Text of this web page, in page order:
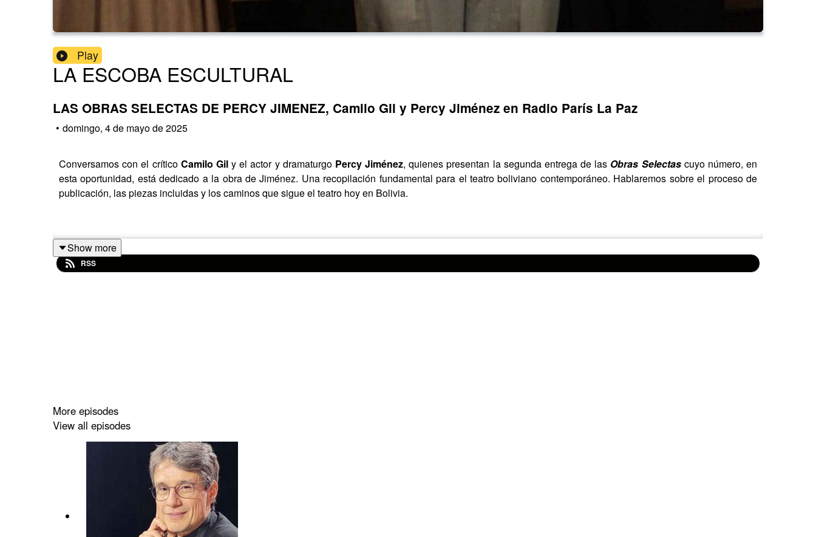
Play
LA ESCOBA ESCULTURAL
LAS OBRAS SELECTAS DE PERCY JIMENEZ, Camilo Gil y Percy Jiménez en Radio París La Paz
• domingo, 4 de mayo de 2025
Conversamos con el crítico Camilo Gily el actor y dramaturgo Percy Jiménez, quienes presentan la segunda entrega de las Obras Selectas cuyo número, en
esta oportunidad, está dedicado a la obra de Jiménez. Una recopilación fundamental para el teatro boliviano contemporáneo. Hablaremos sobre el proceso de
publicación, las piezas incluidas y los caminos que sigue el teatro hoy en Bolivia.
Show more
RSS
More episodes
View all episodes